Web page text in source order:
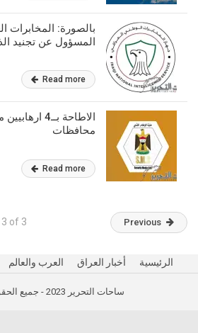
بالصورة: المخابرات
المسؤول عن تجنيد
Read more
محافظات
Read more
Previous
3 of 3
الرئيسية أخبار العراق العرب والعالم
ساحات التحرير 2023 - جميع الحقوق محفوظة